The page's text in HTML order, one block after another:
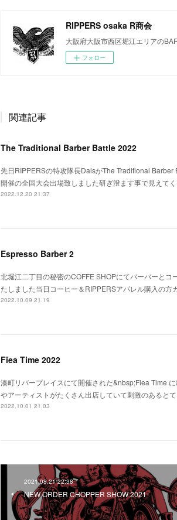
RIPPERS osaka R商会
大阪府大阪市西区堀江エリアの
フォロー
関連記事
The Traditional Barber Battle 2022
先日RIPPERSの特攻隊長DaisがThe Traditional
開催の全国大会出場致しました研ぎ澄ます事で見えて
2022.12.20 21:37
Espresso Barber 2
北堀江二丁目の秘密のCOFFE SHOPにてバーバーと
たしました当日コーヒー＆RIPPERSアパレル購入の
2022.10.09 21:19
Fiea Time 2022
湊町リバープレイスにて開催された&nbsp;Fiea Time
やアーティストがたくさん出店していて刺激のあると
2022.10.01 21:03
2021.08.21 22:38
NEW ORDER CHOPPER SHOW 2021